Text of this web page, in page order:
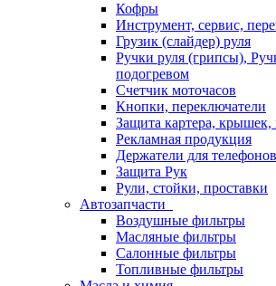
Кофры
Инструмент, сервис,
Грузик (слайдер) руля
Ручки руля (грипсы),
подогревом
Счетчик моточасов
Кнопки, переключатели
Защита картера, крышек,
Рекламная продукция
Держатели для
Защита Рук
Рули, стойки, проставки
Автозапчасти
Воздушные фильтры
Масляные фильтры
Салонные фильтры
Топливные фильтры